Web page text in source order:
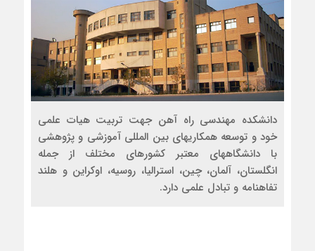
دانشکده مهندسی راه آهن جهت تربیت هیات علمی
خود و توسعه همکاریهای بین المللی آموزشی و پژوهشی
با دانشگاههای معتبر کشورهای مختلف از جمله
انگلستان، آلمان، چین، استرالیا، روسیه، اوکراین و هلند
تفاهنامه و تبادل علمی دارد.